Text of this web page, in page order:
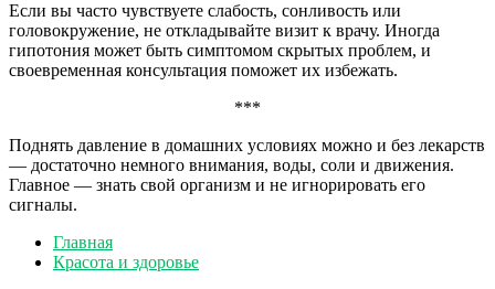
Если вы часто чувствуете слабость, сонливость или
головокружение, не откладывайте визит к врачу. Иногда
гипотония может быть симптомом скрытых проблем, и
своевременная консультация поможет их избежать.
***
Поднять давление в домашних условиях можно и без лекарств
— достаточно немного внимания, воды, соли и движения.
Главное — знать свой организм и не игнорировать его
сигналы.
Главная
Красота и здоровье